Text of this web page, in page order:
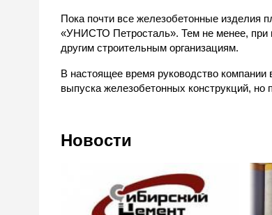
Пока почти все железобетонные изделия
«УНИСТО Петросталь». Тем не менее, при
другим строительным организациям.
В настоящее время руководство
выпуска железобетонных конструкций,
Новости